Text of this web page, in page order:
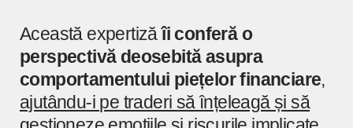
Această expertizăîi conferă o
perspectivă deosebită asupra
comportamentului piețelor financiare,
ajutându-i pe traderi să înțeleagă și să